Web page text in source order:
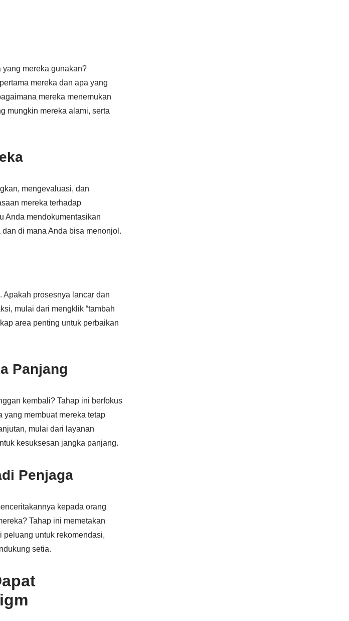
yang mereka gunakan?
mereka dan apa yang
mereka menemukan
mungkin mereka alami, serta
mengevaluasi, dan
mereka terhadap
Anda mendokumentasikan
di mana Anda bisa menonjol.
Apakah prosesnya lancar dan
mulai dari mengklik “tambah
area penting untuk perbaikan
Panjang
kembali? Tahap ini berfokus
yang membuat mereka tetap
mulai dari layanan
kesuksesan jangka panjang.
Penjaga
kepada orang
Tahap ini memetakan
peluang untuk rekomendasi,
setia.